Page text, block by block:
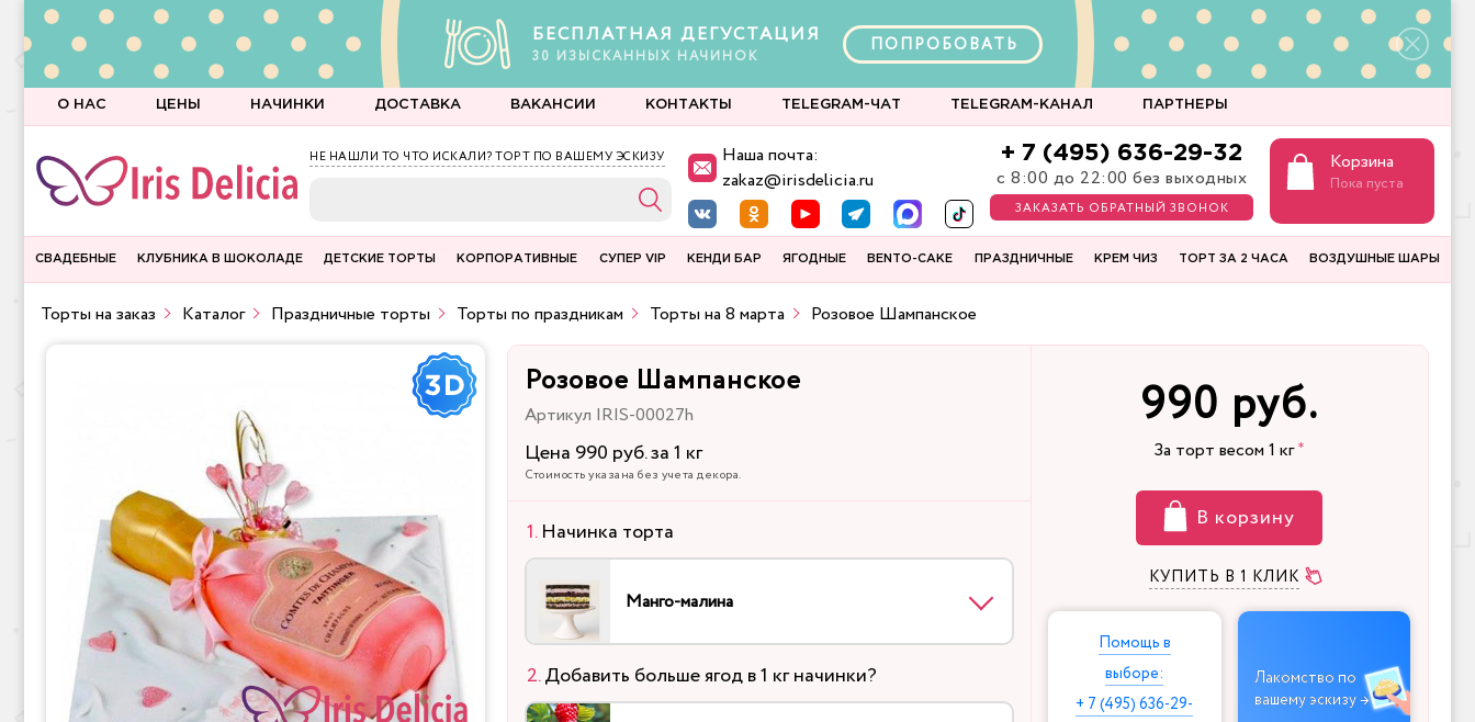
БЕСПЛАТНАЯ ДЕГУСТАЦИЯ
30 ИЗЫСКАННЫХ НАЧИНОК
ПОПРОБОВАТЬ
О НАС ЦЕНЫ НАЧИНКИ ДОСТАВКА ВАКАНСИИ КОНТАКТЫ TELEGRAM-ЧАТ TELEGRAM-КАНАЛ ПАРТНЕРЫ
НЕ НАШЛИ ТО ЧТО ИСКАЛИ? ТОРТ ПО ВАШЕМУ ЭСКИЗУ
Наша почта:
zakaz@irisdelicia.ru
+ 7 (495) 636-29-32
с 8:00 до 22:00 без выходных
ЗАКАЗАТЬ ОБРАТНЫЙ ЗВОНОК
Корзина
Пока пуста
СВАДЕБНЫЕ КЛУБНИКА В ШОКОЛАДЕ ДЕТСКИЕ ТОРТЫ КОРПОРАТИВНЫЕ СУПЕР VIP КЕНДИ БАР ЯГОДНЫЕ BENTO-CAKE ПРАЗДНИЧНЫЕ КРЕМ ЧИЗ ТОРТ ЗА 2 ЧАСА ВОЗДУШНЫЕ ШАРЫ
Торты на заказ Каталог Праздничные торты Торты по праздникам Торты на 8 марта Розовое Шампанское
Розовое Шампанское
Артикул IRIS-00027h
Цена 990 руб. за 1 кг
Стоимость указана без учета декора.
Начинка торта
Манго-малина
Добавить больше ягод в 1 кг начинки?
990 руб.
За торт весом 1 кг
В корзину
КУПИТЬ В 1 КЛИК
Помощь в
выборе:
+ 7 (495) 636-29-
Лакомство по
вашему эскизу →